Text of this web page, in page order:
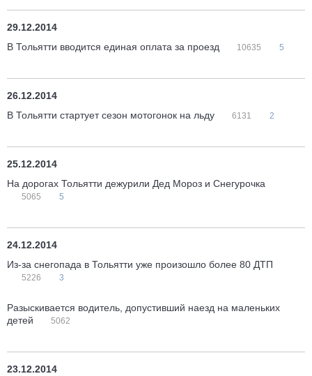
29.12.2014
В Тольятти вводится единая оплата за проезд
10635 5
26.12.2014
В Тольятти стартует сезон мотогонок на льду
6131 2
25.12.2014
На дорогах Тольятти дежурили Дед Мороз и Снегурочка
5065 5
24.12.2014
Из-за снегопада в Тольятти уже произошло более 80 ДТП
5226 3
Разыскивается водитель, допустивший наезд на маленьких
детей
5062
23.12.2014